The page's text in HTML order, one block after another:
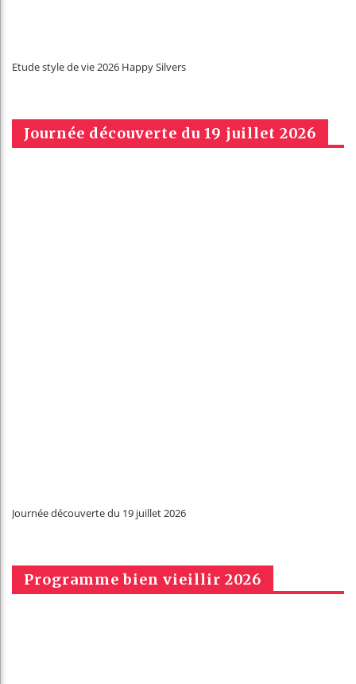
Etude style de vie 2026 Happy Silvers
Journée découverte du 19 juillet 2026
Journée découverte du 19 juillet 2026
Programme bien vieillir 2026